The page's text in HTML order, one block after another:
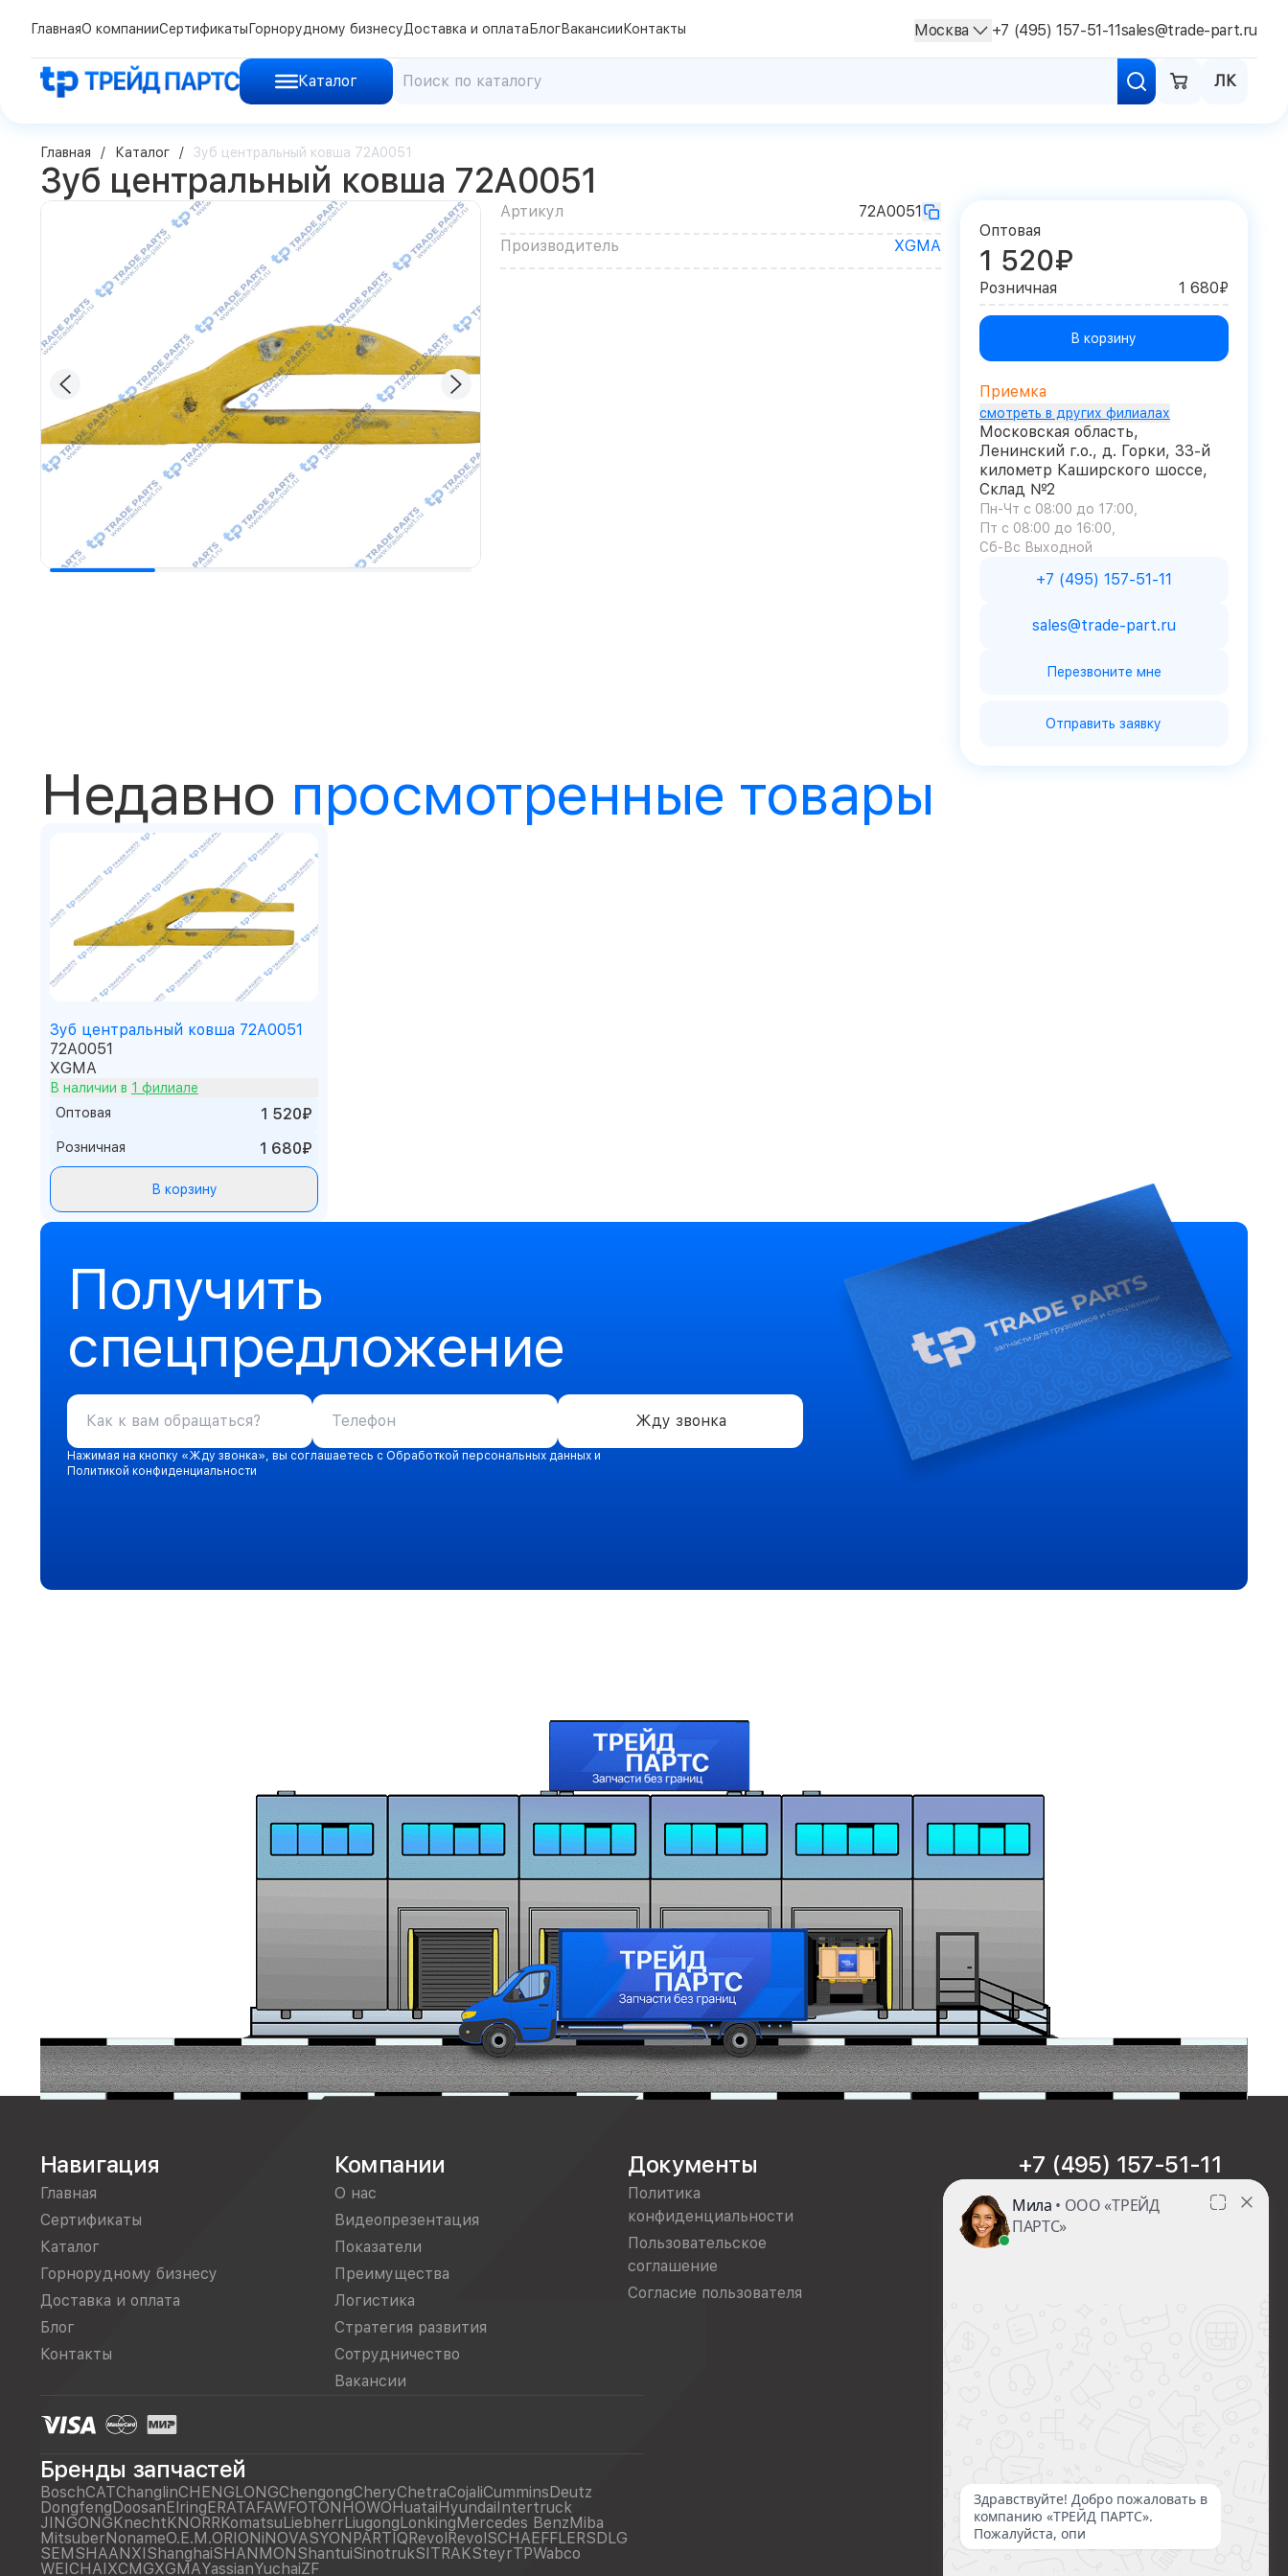
Каталог ЛК
ГлавнаяО компанииСертификаты Горнорудному бизнесуДоставка и оплата БлогВакансии Контакты Москва +7 (495) 157-51-11sales@trade-part.ru
Главная Каталог Зуб центральный ковша 72A0051
Зуб центральный ковша 72A0051
Артикул
72A0051
Производитель
XGMA
Оптовая
1 520₽
Розничная 1 680₽
В корзину
Приемка
смотреть в других филиалах
Московская область,
Ленинский г.о., д. Горки, 33-й
километр Каширского шоссе,
Склад №2
Пн-Чт с 08:00 до 17:00
Пт с 08:00 до 16:00
Сб-Вс Выходной
+7 (495) 157-51-11
sales@trade-part.ru
Перезвоните мне
Отправить заявку
Недавно просмотренные товары
Зуб центральный ковша 72A0051
72A0051
XGMA
В наличии в 1 филиале
Оптовая
1 520₽
Розничная 1 680₽
В корзину
Получить
спецпредложение
Жду звонка
Нажимая на кнопку «Жду звонка», вы соглашаетесь с Обработкой персональных данных и
Политикой конфиденциальности
Навигация
Главная
Сертификаты
Каталог
Горнорудному бизнесу
Доставка и оплата
Блог
Контакты
Компании
О нас
Видеопрезентация
Показатели
Преимущества
Логистика
Стратегия развития
Сотрудничество
Вакансии
Документы
Политика
конфиденциальности
Пользовательское
соглашение
Согласие пользователя
+7 (495) 157-51-11
sales@trade-part.ru
Бренды запчастей
BoschCATChanglinCHENGLONGChengongCheryChetraCojaliCumminsDeutz
DongfengDoosanElringERATAFAWFOTONHOWOHuataiHyundaiIntertruck
JINGONGKnechtKNORRKomatsuLiebherrLiugongLonkingMercedes BenzMiba
MitsuberNonameO.E.M.ORIONiNOVASYONPARTIQRevolRevolSCHAEFFLERSDLG
SEMSHAANXIShanghaiSHANMONShantuiSinotrukSITRAKSteyrTPWabco
WEICHAIXCMGXGMAYassianYuchaiZF